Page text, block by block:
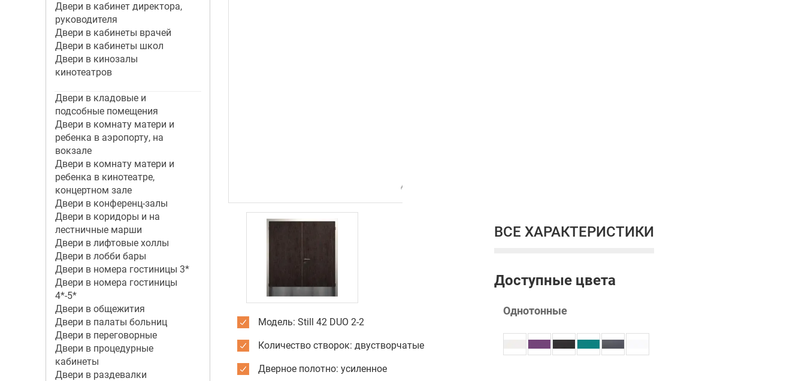
Двери в кабинет директора,
руководителя
Двери в кабинеты врачей
Двери в кабинеты школ
Двери в кинозалы
кинотеатров
Двери в кладовые и
подсобные помещения
Двери в комнату матери и
ребенка в аэропорту, на
вокзале
Двери в комнату матери и
ребенка в кинотеатре,
концертном зале
Двери в конференц-залы
Двери в коридоры и на
лестничные марши
Двери в лифтовые холлы
Двери в лобби бары
Двери в номера гостиницы 3*
Двери в номера гостиницы
4*-5*
Двери в общежития
Двери в палаты больниц
Двери в переговорные
Двери в процедурные
кабинеты
Двери в раздевалки
Дверь звукоизоляционная Still-42 DUO2-2
Модель: Still 42 DUO 2-2
Количество створок: двустворчатые
Дверное полотно: усиленное
ВСЕ ХАРАКТЕРИСТИКИ
Доступные цвета
Однотонные